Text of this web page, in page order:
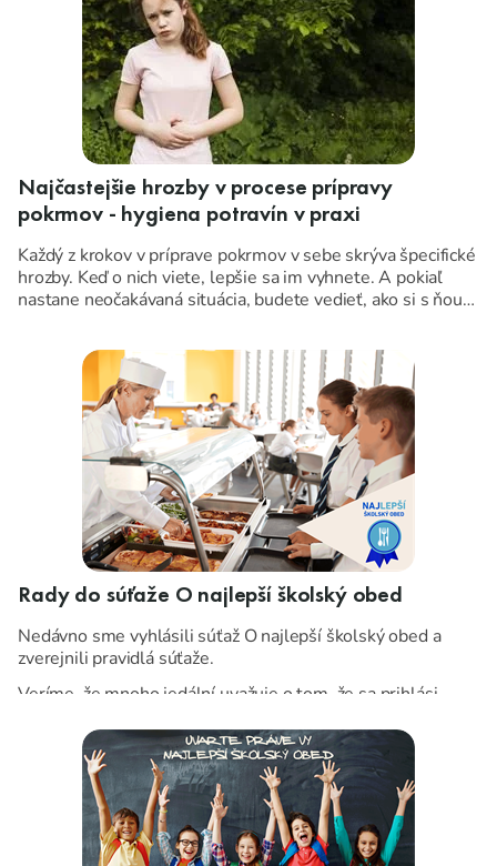
Najčastejšie hrozby v procese prípravy
pokrmov - hygiena potravín v praxi
Každý z krokov v príprave pokrmov v sebe skrýva špecifické
hrozby. Keď o nich viete, lepšie sa im vyhnete. A pokiaľ
nastane neočakávaná situácia, budete vedieť, ako si s ňou
Rady do súťaže O najlepší školský obed
Nedávno sme vyhlásili súťaž O najlepší školský obed a
zverejnili pravidlá súťaže.
Veríme, že mnoho jedální uvažuje o tom, že sa prihlási.